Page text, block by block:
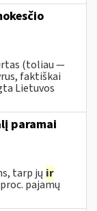
(toliau ―
faktiškai
Lietuvos
paramai
tarp jų ir
proc. pajamų